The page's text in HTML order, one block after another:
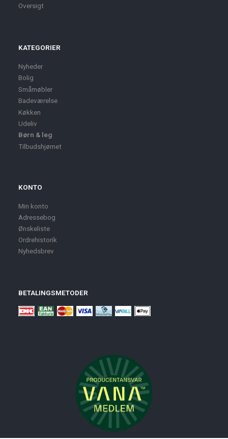
Oversigt
KATEGORIER
Nyheder
Bolig
Småmøbler
Badeværelse
Køkken
Udeliv
Børn & leg
Tilbudshjørnet
KONTO
Min konto
Adressebog
Ønskeliste
Ordrehistorik
Nyhedsbrev
BETALINGSMETODER